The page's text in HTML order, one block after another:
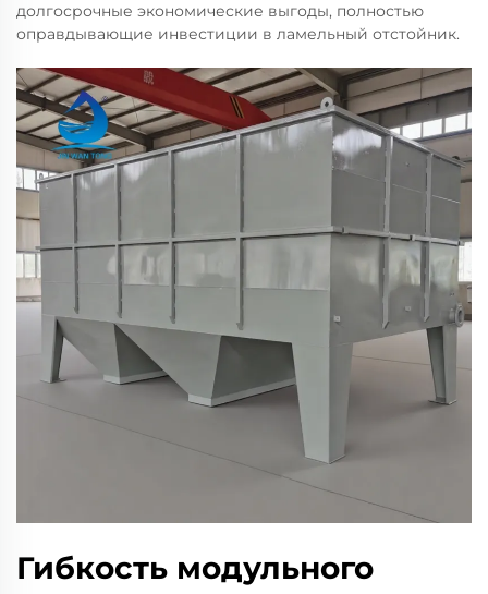
долгосрочные экономические выгоды, полностью
оправдывающие инвестиции в ламельный отстойник.
Гибкость модульного